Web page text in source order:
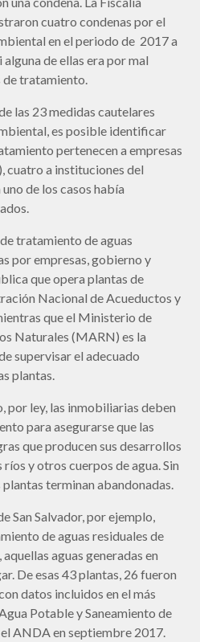
cuatro condenas por el
en el periodo de 2017 a
de ellas era por mal
tratamiento.
las 23 medidas cautelares
es posible identificar
pertenecen a empresas
cuatro a instituciones del
de los casos había
tratamiento de aguas
por empresas, gobierno y
que opera plantas de
Nacional de Acueductos y
que el Ministerio de
Naturales (MARN) es la
supervisar el adecuado
plantas.
por ley, las inmobiliarias deben
para asegurarse que las
que producen sus desarrollos
y otros cuerpos de agua. Sin
terminan abandonadas.
San Salvador, por ejemplo,
de aguas residuales de
aguas generadas en
De esas 43 plantas, 26 fueron
datos incluidos en el más
Potable y Saneamiento de
ANDA en septiembre 2017.